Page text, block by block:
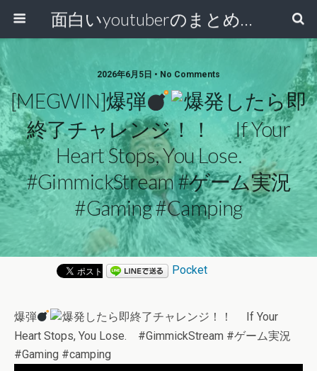
面白いyoutuberのまとめ動画
2026年6月5日 • No Comments
[MEGWIN]爆弾
爆発したら即
終了チャレンジ！！ If Your
Heart Stops, You Lose.
#GimmickStream #ゲーム実況
#Gaming #camping
Pocket
爆弾
爆発したら即終了チャレンジ！！ If Your
Heart Stops, You Lose. #GimmickStream #ゲーム実況
#Gaming #camping